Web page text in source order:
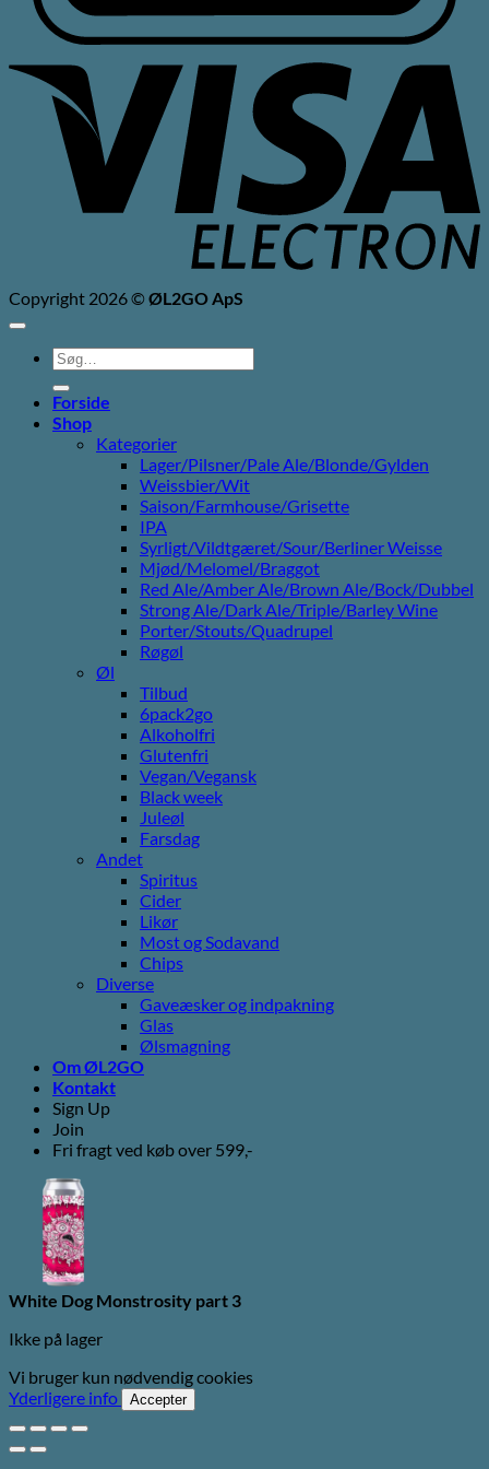
Copyright 2026 ©ØL2GO ApS
Søg
efter:
Forside
Shop
Kategorier
Lager/Pilsner/Pale Ale/Blonde/Gylden
Weissbier/Wit
Saison/Farmhouse/Grisette
IPA
Syrligt/Vildtgæret/Sour/Berliner Weisse
Mjød/Melomel/Braggot
Red Ale/Amber Ale/Brown Ale/Bock/Dubbel
Strong Ale/Dark Ale/Triple/Barley Wine
Porter/Stouts/Quadrupel
Røgøl
Øl
Tilbud
6pack2go
Alkoholfri
Glutenfri
Vegan/Vegansk
Black week
Juleøl
Farsdag
Andet
Spiritus
Cider
Likør
Most og Sodavand
Chips
Diverse
Gaveæsker og indpakning
Glas
Ølsmagning
Om ØL2GO
Kontakt
Sign Up
Join
Fri fragt ved køb over 599,-
White Dog Monstrosity part 3
Ikke på lager
Vi bruger kun nødvendig cookies
Yderligere info
Accepter